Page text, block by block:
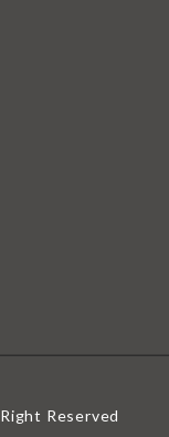
Reserved